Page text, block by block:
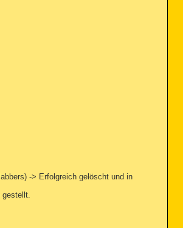
-> Erfolgreich gelöscht und in
gestellt.